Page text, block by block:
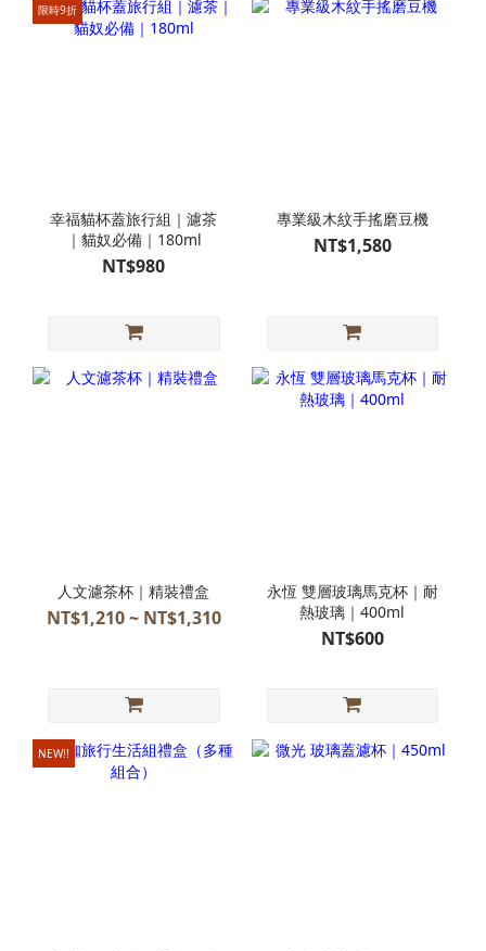
限時9折
幸福貓杯蓋旅行組｜濾茶
｜貓奴必備｜180ml
NT$980
專業級木紋手搖磨豆機
NT$1,580
人文濾茶杯｜精裝禮盒
NT$1,210 ~ NT$1,310
永恆 雙層玻璃馬克杯｜耐
熱玻璃｜400ml
NT$600
NEW!!